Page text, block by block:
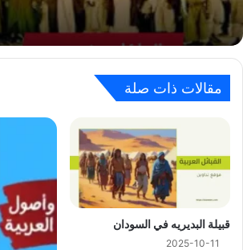
مقالات ذات صلة
ﻗﺒﻴﻠﺔ ﺍﻟﺒﺪﻳﺮﻳﻪ في السودان
2025-10-11